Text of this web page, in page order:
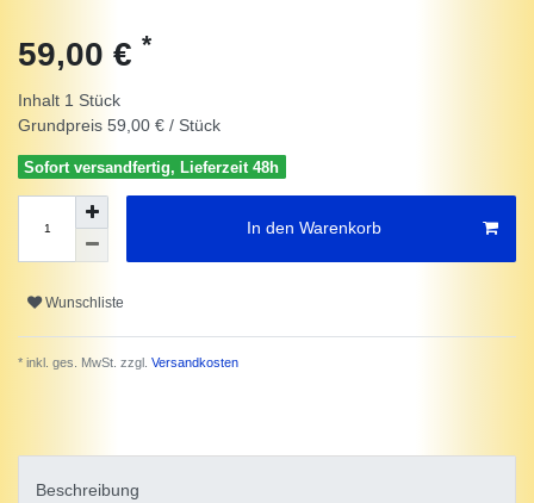
59,00 € *
Inhalt 1 Stück
Grundpreis 59,00 € / Stück
Sofort versandfertig, Lieferzeit 48h
In den Warenkorb
Wunschliste
* inkl. ges. MwSt. zzgl. Versandkosten
Beschreibung